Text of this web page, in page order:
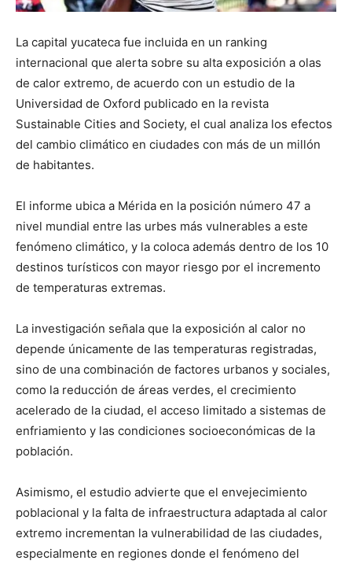
La capital yucateca fue incluida en un ranking
internacional que alerta sobre su alta exposición a olas
de calor extremo, de acuerdo con un estudio de la
Universidad de Oxford publicado en la revista
Sustainable Cities and Society, el cual analiza los efectos
del cambio climático en ciudades con más de un millón
de habitantes.
El informe ubica a Mérida en la posición número 47 a
nivel mundial entre las urbes más vulnerables a este
fenómeno climático, y la coloca además dentro de los 10
destinos turísticos con mayor riesgo por el incremento
de temperaturas extremas.
La investigación señala que la exposición al calor no
depende únicamente de las temperaturas registradas,
sino de una combinación de factores urbanos y sociales,
como la reducción de áreas verdes, el crecimiento
acelerado de la ciudad, el acceso limitado a sistemas de
enfriamiento y las condiciones socioeconómicas de la
población.
Asimismo, el estudio advierte que el envejecimiento
poblacional y la falta de infraestructura adaptada al calor
extremo incrementan la vulnerabilidad de las ciudades,
especialmente en regiones donde el fenómeno del